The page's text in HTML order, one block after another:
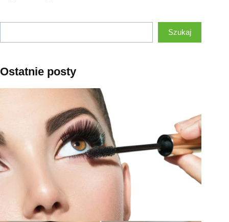
Szukaj
Ostatnie posty